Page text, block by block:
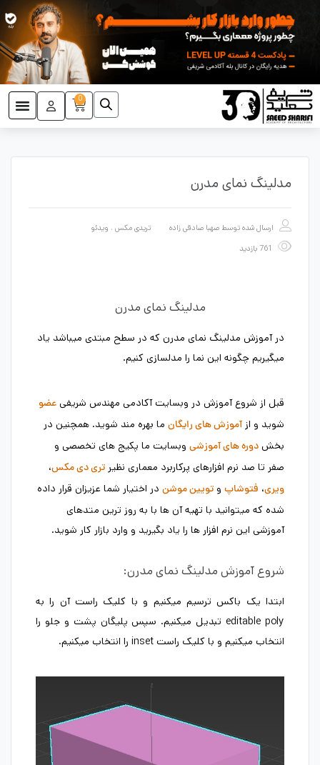
0
مدلینگ نمای مدرن
ارسال شده توسط صهبا صادقی زاده تریدی مکس ، ویدئو
مدلینگ نمای مدرن
در آموزش مدلینگ نمای مدرن که در سطح مبتدی میباشد یاد
میگیریم چگونه این نما را مدلسازی کنیم.
قبل از شروع آموزش در وبسایت آکادمی مهندس شریفی عضو
شوید و ازآموزش های رایگان ما بهره مند شوید. همچنین در
بخش دوره های آموزشی وبسایت ما پکیج های تخصصی و
صفر تا صد نرم افزارهای پرکاربرد معماری نظیر تری دی مکس،
ویری، فتوشاپ و تویین موشن در اختیار شما عزیزان قرار داده
شده که میتوانید با تهیه آن ها با به روز ترین متدهای
آموزشی این نرم افزار ها را یاد بگیرید و وارد بازار کار شوید.
شروع آموزش مدلینگ نمای مدرن:
ابتدا یک باکس ترسیم میکنیم و با کلیک راست آن را به
editable poly تبدیل میکنیم. سپس پلیگان پشت و جلو را
انتخاب میکنیم و با کلیک راست inset را انتخاب میکنیم.